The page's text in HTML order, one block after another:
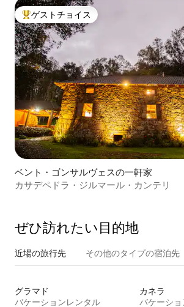
大好評のゲストチョイスです。
ゲストチョイス
ベント・ゴンサルヴェスの一軒家
カサデペドラ・ジルマール・カンテリ
ぜひ訪⁠れ⁠た⁠い目⁠的⁠地
近場の旅行先 その他のタ⁠イ⁠プ⁠の宿⁠泊⁠先
グラマド
バケーションレンタル
カネラ
バケーシ